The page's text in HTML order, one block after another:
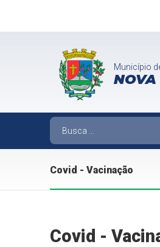
Município
NOVA
Covid - Vacinação
Covid -